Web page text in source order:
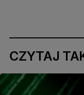
CZYTAJ